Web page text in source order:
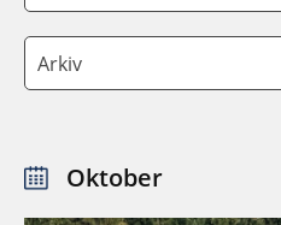
Arkiv
Oktober